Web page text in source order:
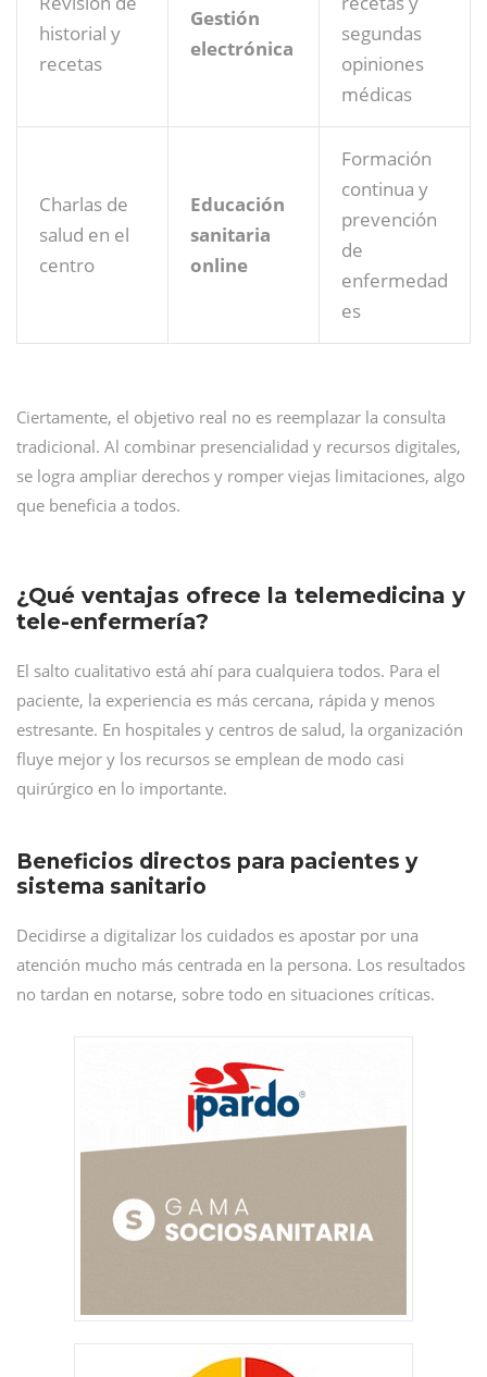
historial y
recetas
Gestión
electrónica
segundas
opiniones
médicas
Charlas de
salud en el
centro
Educación
sanitaria
online
Formación
continua y
prevención
de
enfermedad
es
Ciertamente, el objetivo real no es reemplazar la consulta
tradicional. Al combinar presencialidad y recursos digitales,
se logra ampliar derechos y romper viejas limitaciones, algo
que beneficia a todos.
¿Qué ventajas ofrece la telemedicina y
tele-enfermería?
El salto cualitativo está ahí para cualquiera todos. Para el
paciente, la experiencia es más cercana, rápida y menos
estresante. En hospitales y centros de salud, la organización
fluye mejor y los recursos se emplean de modo casi
quirúrgico en lo importante.
Beneficios directos para pacientes y
sistema sanitario
Decidirse a digitalizar los cuidados es apostar por una
atención mucho más centrada en la persona. Los resultados
no tardan en notarse, sobre todo en situaciones críticas.